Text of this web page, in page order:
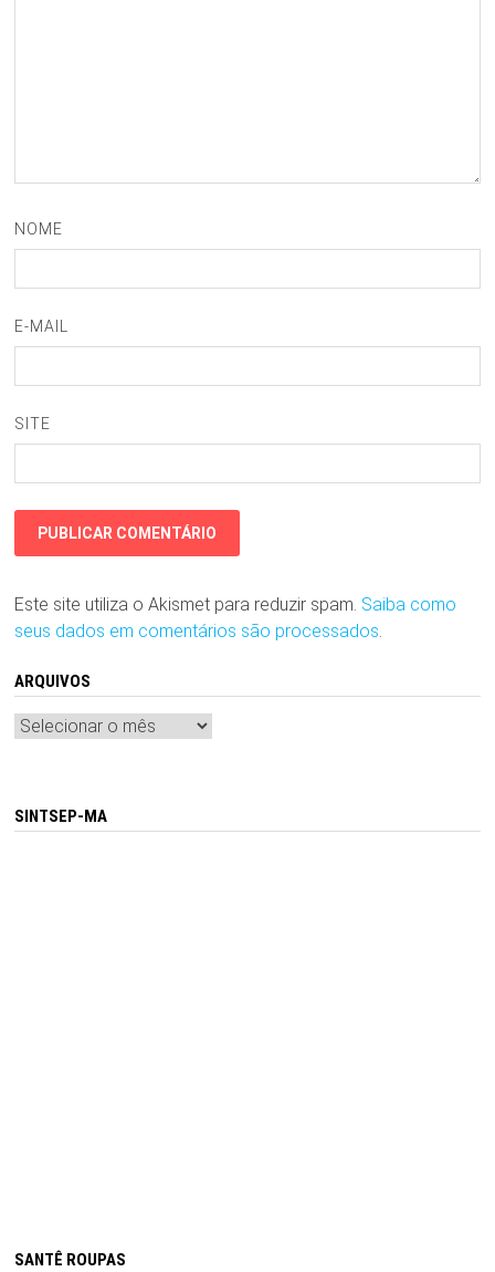
NOME
E-MAIL
SITE
Este site utiliza o Akismet para reduzir spam. Saiba como
seus dados em comentários são processados
ARQUIVOS
Arquivos
SINTSEP-MA
SANTÊ ROUPAS